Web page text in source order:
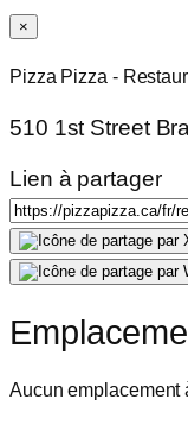
×
Pizza Pizza -
510 1st Street
Lien à partager
Aucun emplacement